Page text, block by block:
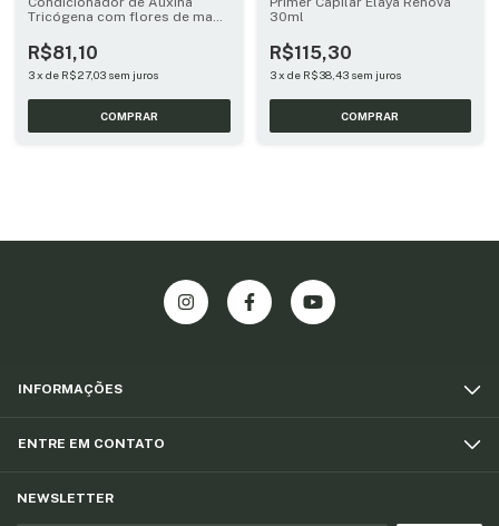
Tricógena com flores de maçã
R$81,10
3x de R$27,03 sem juros
30ml
R$115,30
3 x de R$38,43 sem juros
INFORMAÇÕES
ENTRE EM CONTATO
NEWSLETTER